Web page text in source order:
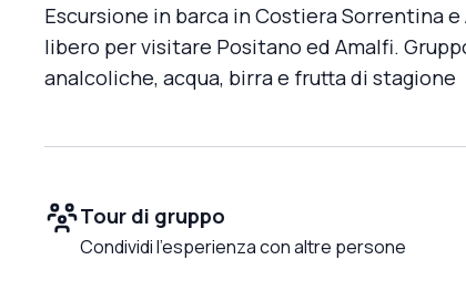
Escursione in barca in Costiera Sorrentina
libero per visitare Positano ed Amalfi.
analcoliche, acqua, birra e frutta di stagione
Tour di gruppo
Condividi l'esperienza con altre persone